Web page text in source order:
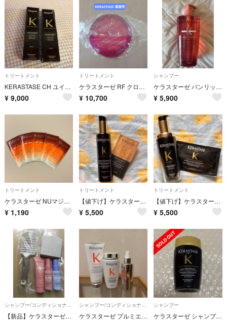
トリートメント
KERASTASE CH ユイル クロノロジスト N 75ml レフィル
¥ 9,000
トリートメント
ケラスターゼ RF クロマティック マスク 500ml 新品 未開封 業務用
¥ 10,700
シャンプー
ケラスターゼ バンリッシュ クロマプロテクト 500ml新品送料込み
¥ 5,900
トリートメント
ケラスターゼ NUマジック ナイト セラム R （洗い流さないヘアトリートメント） サンプル
¥ 1,190
トリートメント
【値下げ】ケラスターゼ クロノロジスト テルミック 150ml ヘアミルク
¥ 5,500
トリートメント
【値下げ】ケラスターゼ ユイル クロノロジスト N 75ml ヘアオイル
¥ 5,500
【新品】ケラスターゼトリートメントセット+シャンプーブラシ+ドライヤーブラシ ケラスターゼ プルミエール
シャンプー
ケラスターゼ シャンプー クロノジスト 80ml